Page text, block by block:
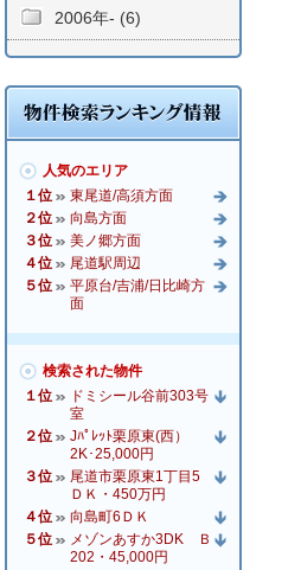
2006年- (6)
人気のエリア
１位
東尾道/高須方面
２位
向島方面
３位
美ノ郷方面
４位
尾道駅周辺
５位
平原台/吉浦/日比崎方
面
検索された物件
１位
ドミシール谷前303号
室
２位
Jﾊﾟﾚｯﾄ栗原東(西）
2K･25,000円
３位
尾道市栗原東1丁目5
ＤＫ・450万円
４位
向島町6ＤＫ
５位
メゾンあすか3DK Ｂ
202・45,000円